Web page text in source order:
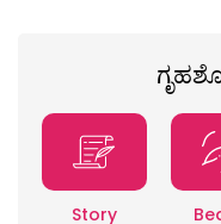
Story